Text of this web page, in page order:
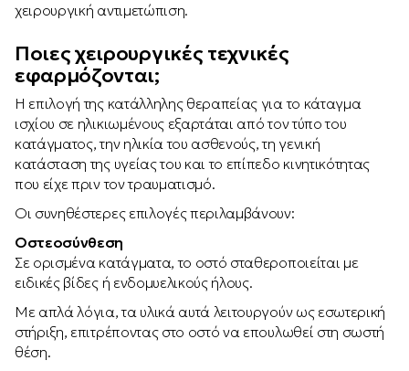
χειρουργική αντιμετώπιση.
Ποιες χειρουργικές τεχνικές
εφαρμόζονται;
Η επιλογή της κατάλληλης θεραπείας για το κάταγμα
ισχίου σε ηλικιωμένους εξαρτάται από τον τύπο του
κατάγματος, την ηλικία του ασθενούς, τη γενική
κατάσταση της υγείας του και το επίπεδο κινητικότητας
που είχε πριν τον τραυματισμό.
Οι συνηθέστερες επιλογές περιλαμβάνουν:
Οστεοσύνθεση
Σε ορισμένα κατάγματα, το οστό σταθεροποιείται με
ειδικές βίδες ή ενδομυελικούς ήλους.
Με απλά λόγια, τα υλικά αυτά λειτουργούν ως εσωτερική
στήριξη, επιτρέποντας στο οστό να επουλωθεί στη σωστή
θέση.